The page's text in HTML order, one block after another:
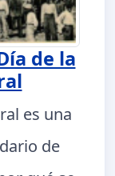
de la
es una
de